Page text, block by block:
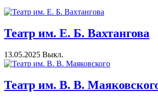
Театр им. Е. Б. Вахтангова
13.05.2025 Выкл.
Театр им. В. В.